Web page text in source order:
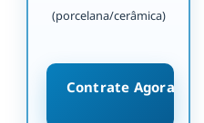
(porcelana/cerâmica)
Contrate Agora